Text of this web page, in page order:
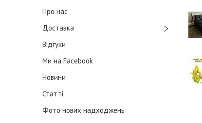
Про нас
Доставка
Відгуки
Ми на Facebook
Новини
Статті
Фото нових надходжень